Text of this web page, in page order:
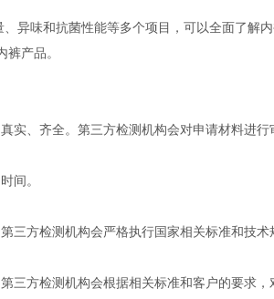
异味和抗菌性能等多个项目，可以全面了解
产品。
、齐全。第三方检测机构会对申请材料进行
间。
方检测机构会严格执行国家相关标准和技术
方检测机构会根据相关标准和客户的要求，